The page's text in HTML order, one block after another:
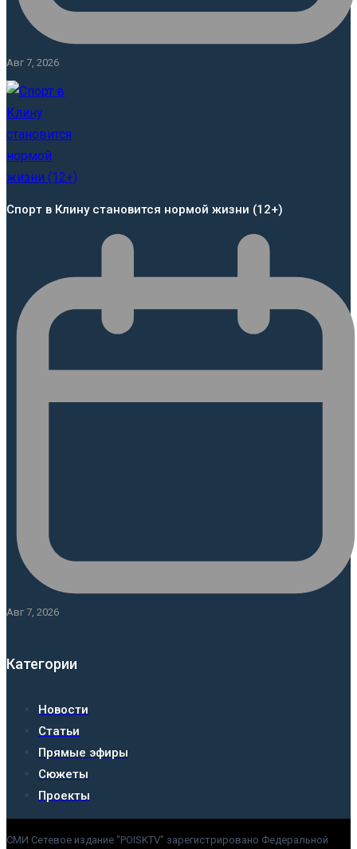
Авг 7, 2026
Спорт в Клину становится нормой жизни (12+)
Авг 7, 2026
Категории
Новости
Статьи
Прямые эфиры
Сюжеты
Проекты
СМИ Сетевое издание "POISKTV" зарегистрировано Федеральной